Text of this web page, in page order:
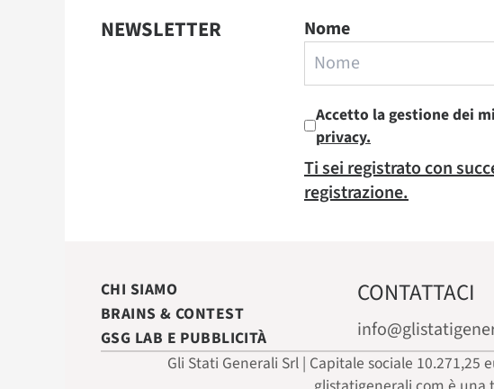
NEWSLETTER Nome
Accetto la gestione dei
privacy.
Ti sei registrato con
registrazione.
CHI SIAMO
BRAINS & CONTEST
GSG LAB E PUBBLICITÀ
CONTATTACI
Gli Stati Generali Srl | Capitale sociale 10.271,25